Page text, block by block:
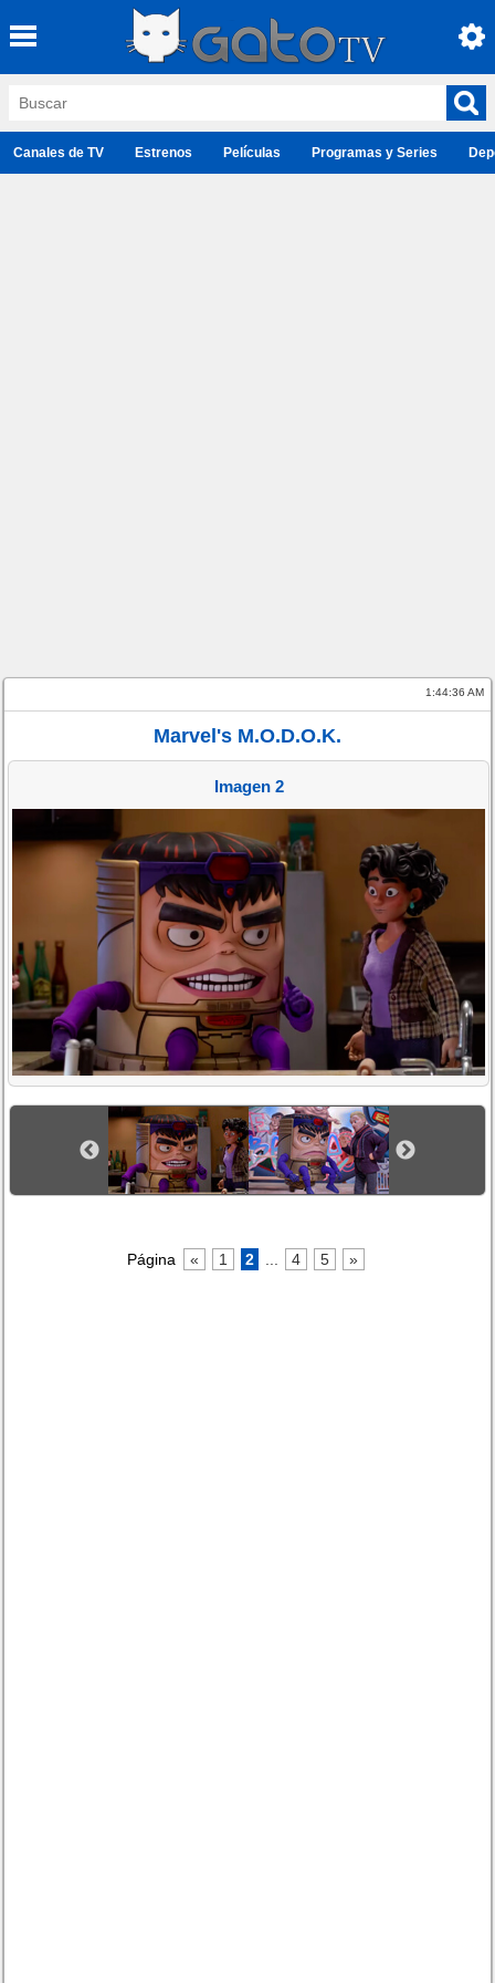
Canales de TV Estrenos Películas Programas y Series
1:44:36 AM
Marvel's M.O.D.O.K.
Imagen 2
Página « 1 2 4 5 »